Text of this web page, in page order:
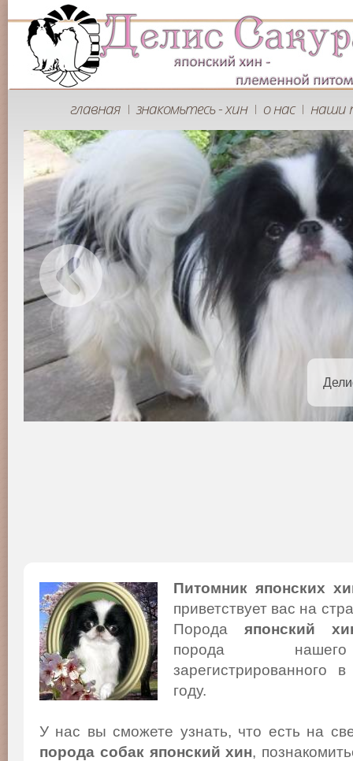
главная | знакомьтесь - хин | о нас | наши
Питомник японских
приветствует вас на
Порода японский
порода
году.
У нас вы сможете узнать, что есть на
порода собак японский хин,